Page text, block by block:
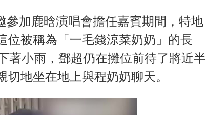
參加鹿晗演唱會擔任嘉賓期間，特地
位被稱為「一毛錢涼菜奶奶」的長
著小雨，鄧超仍在攤位前待了將近半
地坐在地上與程奶奶聊天。